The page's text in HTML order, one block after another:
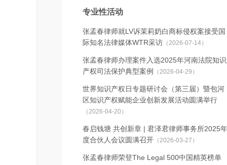
专业性活动
张孟春律师就LV诉茉莉奶白商标侵权案接受国
际知名法律媒体WTR采访 （2026-07-14）
张孟春律师办理案件入选2025年河南法院知识
产权司法保护典型案例
（2026-04-29）
世界知识产权日专题研讨会（第三届）暨包河
区知识产权赋能企业创新发展活动圆满举行
（2026-04-20）
春启钱塘 共创新章 | 君泽君律师事务所2025年
度合伙人会议圆满召开 （2026-03-27）
张孟春律师荣登The Legal 500中国精英榜单